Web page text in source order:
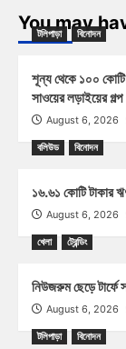
You may
টলিপাড়া বিনোদন
শূন্য থেকে ১০০ কোটি!
সাওয়ের লড়াইয়ের গল্প
August 6, 2026
বলিউড বিনোদন
১৬.৬১ কোটি টাকার
August 6, 2026
খেলা ট্রেন্ডিং
নিউজরুম ছেড়ে টার্ফে
August 6, 2026
টলিপাড়া বিনোদন